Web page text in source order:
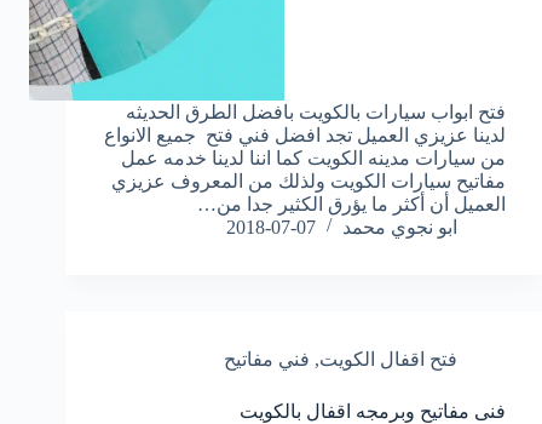
فتح ابواب سيارات بالكويت بافضل الطرق الحديثه
لدينا عزيزي العميل تجد افضل فني فتح جميع الانواع
من سيارات مدينه الكويت كما اننا لدينا خدمه عمل
مفاتيح سيارات الكويت ولذلك من المعروف عزيزي
العميل أن أكثر ما يؤرق الكثير جدا من…
ابو نجوي محمد
2018-07-07
فتح اقفال الكويت, فني مفاتيح
فنى مفاتيح وبرمجه اقفال بالكويت